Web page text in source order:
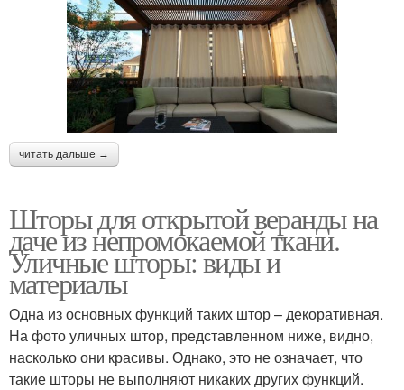
читать дальше →
Шторы для открытой веранды на
даче из непромокаемой ткани.
Уличные шторы: виды и
материалы
Одна из основных функций таких штор – декоративная.
На фото уличных штор, представленном ниже, видно,
насколько они красивы. Однако, это не означает, что
такие шторы не выполняют никаких других функций.